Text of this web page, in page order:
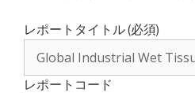
レポートタイトル (必須)
レポートコード